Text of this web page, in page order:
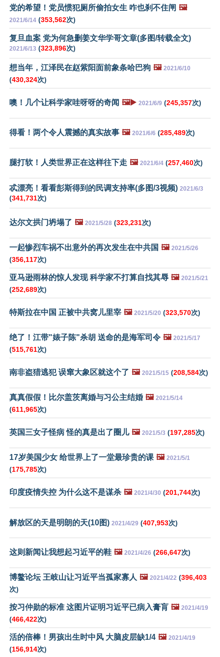
党的希望！党员惯犯厕所偷拍女生 咋也刹不住闸 🖼️
2021/6/14 (353,562次)
复旦血案 党为何急删姜文华学哥文章(多图/转载全文)
2021/6/13 (323,896次)
想当年，江泽民在赵紫阳面前象条哈巴狗 🖼️ 2021/6/10
(430,324次)
噢！几个让科学家哇呀呀的奇闻 🖼️▶️ 2021/6/9 (245,357次)
得看！两个令人震撼的真实故事 🖼️ 2021/6/6 (285,489次)
腿打软！人类世界正在这样往下走 🖼️ 2021/6/4 (257,460次)
忒漂亮！看看彭斯得到的民调支持率(多图/3视频) 2021/6/3
(341,731次)
达尔文拱门坍塌了 🖼️ 2021/5/28 (323,231次)
一起惨烈车祸不出意外的再次发生在中共国 🖼️ 2021/5/26
(356,117次)
亚马逊雨林的惊人发现 科学家不打算自找其辱 🖼️ 2021/5/21
(252,689次)
特斯拉在中国 正被中共窝儿里宰 🖼️ 2021/5/20 (323,570次)
绝了！江带"婊子陈"杀胡 送命的是海军司令 🖼️ 2021/5/17
(515,761次)
南非盗猎逃犯 误窜大象区就这个了 🖼️ 2021/5/15 (208,584次)
真真假假！比尔盖茨离婚与习公主结婚 🖼️ 2021/5/14
(611,965次)
英国三女子怪病 怪的真是出了圈儿 🖼️ 2021/5/3 (197,285次)
17岁美国少女 给世界上了一堂最珍贵的课 🖼️ 2021/5/1
(175,785次)
印度疫情失控 为什么这不是谋杀 🖼️ 2021/4/30 (201,744次)
解放区的天是明朗的天(10图) 2021/4/29 (407,953次)
这则新闻让我想起习近平的鞋 🖼️ 2021/4/26 (266,647次)
博鳌论坛 王岐山让习近平当孤家寡人 🖼️ 2021/4/22 (396,403
次)
按习仲勋的标准 这图片证明习近平已病入膏肓 🖼️ 2021/4/19
(466,422次)
活的倍棒！男孩出生时中风 大脑皮层缺1/4 🖼️ 2021/4/19
(156,914次)